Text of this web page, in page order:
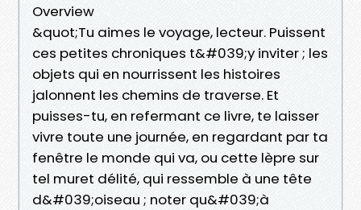
Overview
&quot;Tu aimes le voyage, lecteur. Puissent
ces petites chroniques t&#039;y inviter ; les
objets qui en nourrissent les histoires
jalonnent les chemins de traverse. Et
puisses-tu, en refermant ce livre, te laisser
vivre toute une journée, en regardant par ta
fenêtre le monde qui va, ou cette lèpre sur
tel muret délité, qui ressemble à une tête
d&#039;oiseau ; noter qu&#039;à